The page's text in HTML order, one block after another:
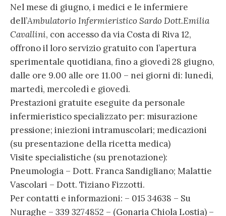
Nel mese di giugno, i medici e le infermiere
dell’Ambulatorio Infermieristico Sardo Dott.Emilia
Cavallini, con accesso da via Costa di Riva 12,
offrono il loro servizio gratuito con l’apertura
sperimentale quotidiana, fino a giovedì 28 giugno,
dalle ore 9.00 alle ore 11.00 – nei giorni di: lunedì,
martedì, mercoledì e giovedì.
Prestazioni gratuite eseguite da personale
infermieristico specializzato per: misurazione
pressione; iniezioni intramuscolari; medicazioni
(su presentazione della ricetta medica)
Visite specialistiche (su prenotazione):
Pneumologia – Dott. Franca Sandigliano; Malattie
Vascolari – Dott. Tiziano Fizzotti.
Per contatti e informazioni: – 015 34638 – Su
Nuraghe – 339 3274852 – (Gonaria Chiola Lostia) –